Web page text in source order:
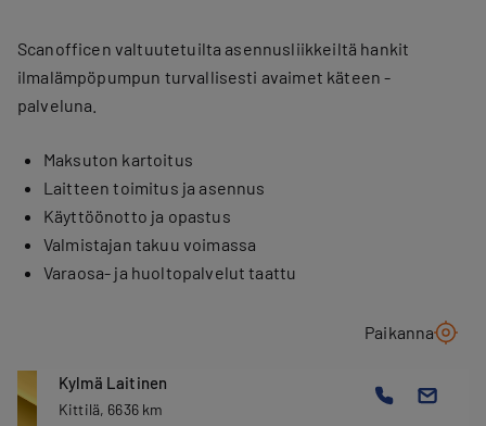
Scanofficen valtuutetuilta asennusliikkeiltä hankit
ilmalämpöpumpun turvallisesti avaimet käteen -
palveluna.
Maksuton kartoitus
Laitteen toimitus ja asennus
Käyttöönotto ja opastus
Valmistajan takuu voimassa
Varaosa- ja huoltopalvelut taattu
Paikanna
Kylmä Laitinen
Kittilä, 6636 km